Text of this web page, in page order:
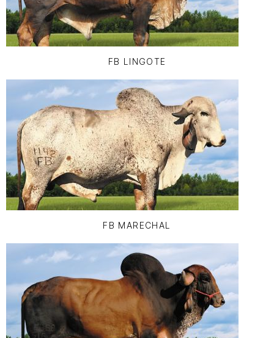
FB LINGOTE
FB MARECHAL